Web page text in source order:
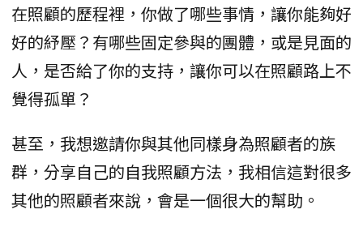
在照顧的歷程裡，你做了哪些事情，讓你能夠好
好的紓壓？有哪些固定參與的團體，或是見面的
人，是否給了你的支持，讓你可以在照顧路上不
覺得孤單？
甚至，我想邀請你與其他同樣身為照顧者的族
群，分享自己的自我照顧方法，我相信這對很多
其他的照顧者來說，會是一個很大的幫助。